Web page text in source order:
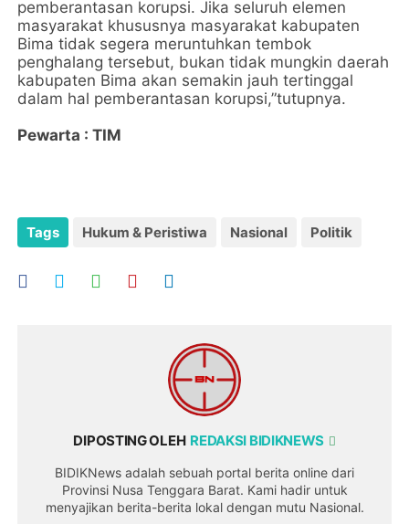
pemberantasan korupsi. Jika seluruh elemen
masyarakat khususnya masyarakat kabupaten
Bima tidak segera meruntuhkan tembok
penghalang tersebut, bukan tidak mungkin daerah
kabupaten Bima akan semakin jauh tertinggal
dalam hal pemberantasan korupsi,”tutupnya.
Pewarta : TIM
Tags Hukum & Peristiwa Nasional Politik
DIPOSTING OLEH REDAKSI BIDIKNEWS
BIDIKNews adalah sebuah portal berita online dari
Provinsi Nusa Tenggara Barat. Kami hadir untuk
menyajikan berita-berita lokal dengan mutu Nasional.